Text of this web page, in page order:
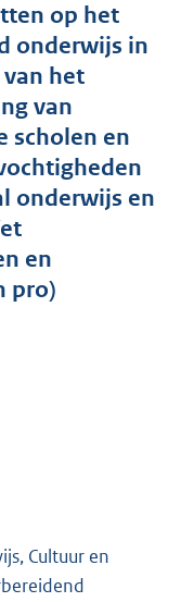
op het
onderwijs in
het
van
scholen en
onderwijs en
en
pro)
Cultuur en